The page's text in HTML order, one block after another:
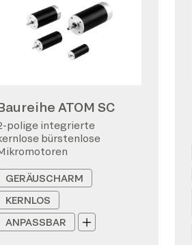
ATOM SC
polige integrierte
bürstenlose
GERÄUSCHARM
KERNLOS
ANPASSBAR